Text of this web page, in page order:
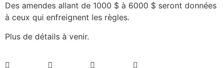
Des amendes allant de 1000 $ à 6000 $ seront données
à ceux qui enfreignent les règles.
Plus de détails à venir.